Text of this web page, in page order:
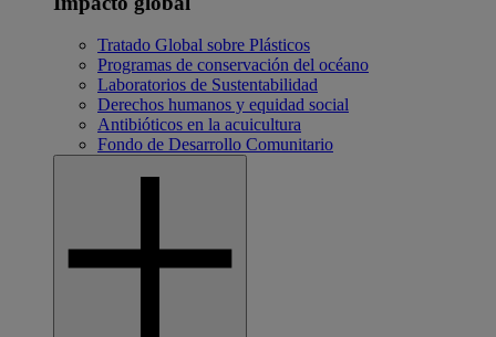
Tratado Global sobre Plásticos
Programas de conservación del océano
Laboratorios de Sustentabilidad
Derechos humanos y equidad social
Antibióticos en la acuicultura
Fondo de Desarrollo Comunitario